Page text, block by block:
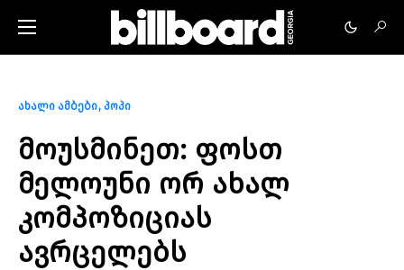
ახალი ამბები პოპი
მოუსმინეთ: ფოსთ
მელოუნი ორ ახალ
კომპოზიციას
ავრცელებს